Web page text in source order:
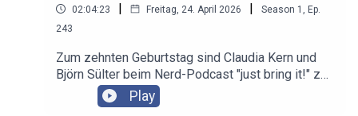
02:04:23 | Freitag, 24. April 2026 | Season 1 , Ep.
243
Zum zehnten Geburtstag sind Claudia Kern und
Björn Sülter beim Nerd-Podcast "just bring it!" zu
Gast und dürfen Host Volker ihre Geschichte
erzählen.
Play